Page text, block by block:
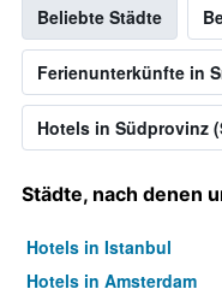
Beliebte Städte
Ferienunterkünfte in
Hotels in Südprovinz
Städte, nach denen
Hotels in Istanbul
Hotels in Amsterdam